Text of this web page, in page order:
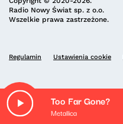
Too Far Gone?
Metallica
Radio Nowy Świat sp. z o.o.
Wszelkie prawa zastrzeżone.
Regulamin Ustawienia cookie